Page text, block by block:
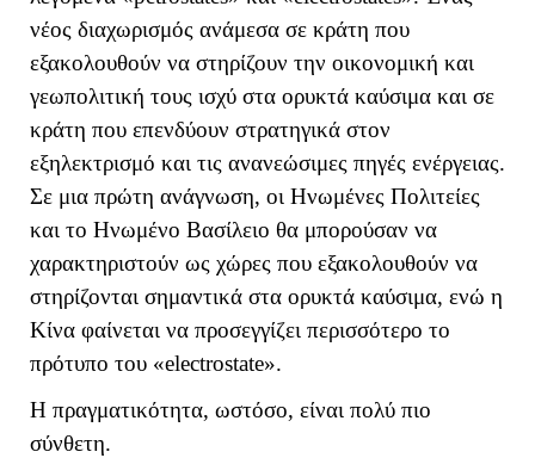
νέος διαχωρισμός ανάμεσα σε κράτη που
εξακολουθούν να στηρίζουν την οικονομική και
γεωπολιτική τους ισχύ στα ορυκτά καύσιμα και σε
κράτη που επενδύουν στρατηγικά στον
εξηλεκτρισμό και τις ανανεώσιμες πηγές ενέργειας.
Σε μια πρώτη ανάγνωση, οι Ηνωμένες Πολιτείες
και το Ηνωμένο Βασίλειο θα μπορούσαν να
χαρακτηριστούν ως χώρες που εξακολουθούν να
στηρίζονται σημαντικά στα ορυκτά καύσιμα, ενώ η
Κίνα φαίνεται να προσεγγίζει περισσότερο το
πρότυπο του «electrostate».
Η πραγματικότητα, ωστόσο, είναι πολύ πιο
σύνθετη.